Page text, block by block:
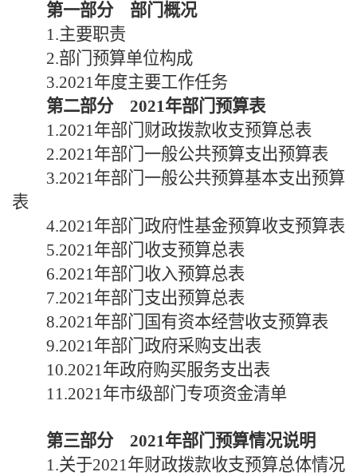
第一部分 部门概况
1.主要职责
2.部门预算单位构成
3.2021年度主要工作任务
第二部分 2021年部门预算表
1.2021年部门财政拨款收支预算总表
2.2021年部门一般公共预算支出预算表
3.2021年部门一般公共预算基本支出预算
表
4.2021年部门政府性基金预算收支预算表
5.2021年部门收支预算总表
6.2021年部门收入预算总表
7.2021年部门支出预算总表
8.2021年部门国有资本经营收支预算表
9.2021年部门政府采购支出表
10.2021年政府购买服务支出表
11.2021年市级部门专项资金清单
第三部分 2021年部门预算情况说明
1.关于2021年财政拨款收支预算总体情况